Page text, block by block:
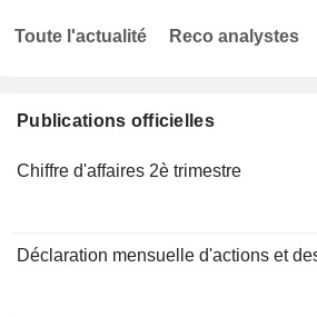
Publications officielles
Chiffre d'affaires 2è trimestre
Déclaration mensuelle d'actions et
Toute l'actualité Reco analystes